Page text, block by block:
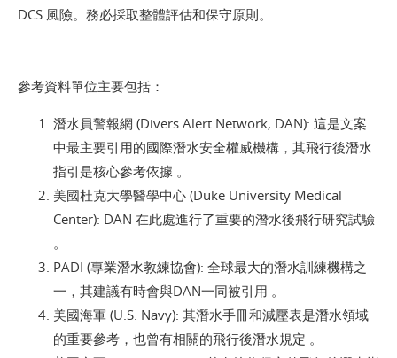
DCS 風險。務必採取整體評估和保守原則。
參考資料單位主要包括：
潛水員警報網 (Divers Alert Network, DAN): 這是文案
中最主要引用的國際潛水安全權威機構，其飛行後潛水
指引是核心參考依據 。
美國杜克大學醫學中心 (Duke University Medical
Center): DAN 在此處進行了重要的潛水後飛行研究試驗
。
PADI (專業潛水教練協會): 全球最大的潛水訓練機構之
一，其建議有時會與DAN一同被引用 。
美國海軍 (U.S. Navy): 其潛水手冊和減壓表是潛水領域
的重要參考，也曾有相關的飛行後潛水規定 。